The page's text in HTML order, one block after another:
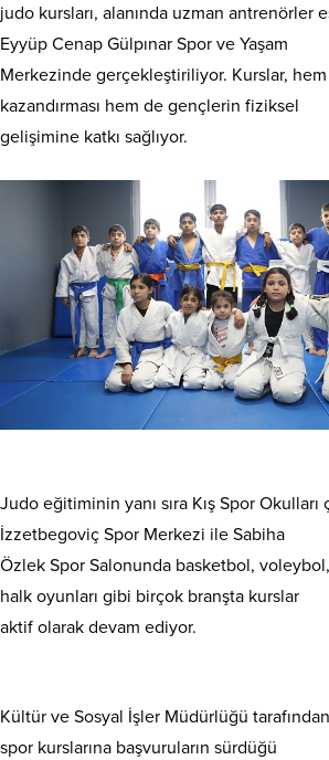
judo kursları, alanında uzman antrenörler
Eyyüp Cenap Gülpınar Spor ve Yaşam
Merkezinde gerçekleştiriliyor. Kurslar,
kazandırması hem de gençlerin fiziksel
gelişimine katkı sağlıyor.
Judo eğitiminin yanı sıra Kış Spor
İzzetbegoviç Spor Merkezi ile Sabiha
Özlek Spor Salonunda basketbol,
halk oyunları gibi birçok branşta kurslar
aktif olarak devam ediyor.
Kültür ve Sosyal İşler Müdürlüğü
spor kurslarına başvuruların sürdüğü